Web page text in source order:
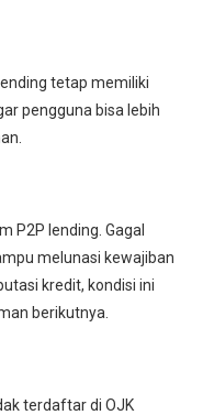
tetap memiliki
pengguna bisa lebih
P2P lending. Gagal
melunasi kewajiban
kredit, kondisi ini
berikutnya.
terdaftar di OJK